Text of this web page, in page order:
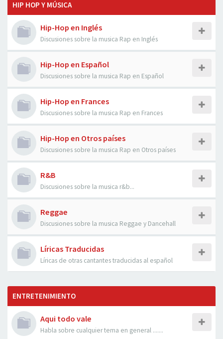
HIP HOP Y MÚSICA
Hip-Hop en Inglés
Discusiones sobre la musica Rap en Inglés
Hip-Hop en Español
Discusiones sobre la musica Rap en Español
Hip-Hop en Frances
Discusiones sobre la musica Rap en Frances
Hip-Hop en Otros países
Discusiones sobre la musica Rap en Otros países
R&B
Discusiones sobre la musica r&b...
Reggae
Discusiones sobre la musica Reggae y Dancehall
Líricas Traducidas
Líricas de otras cantantes traducidas al español
ENTRETENIMIENTO
Aqui todo vale
Habla sobre cualquier tema en general .......